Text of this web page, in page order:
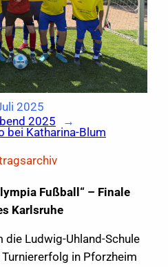
2025
2025
→
bei Katharina-Blum
Fußball“ – Finale
Karlsruhe
die Ludwig-Uhland-Schule
in Pforzheim